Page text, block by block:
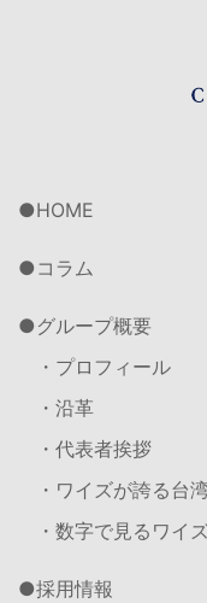
HOME
コラム
グループ概要
・プロフィール
・沿革
・代表者挨拶
・ワイズが誇る台
・数字で見るワイ
採用情報